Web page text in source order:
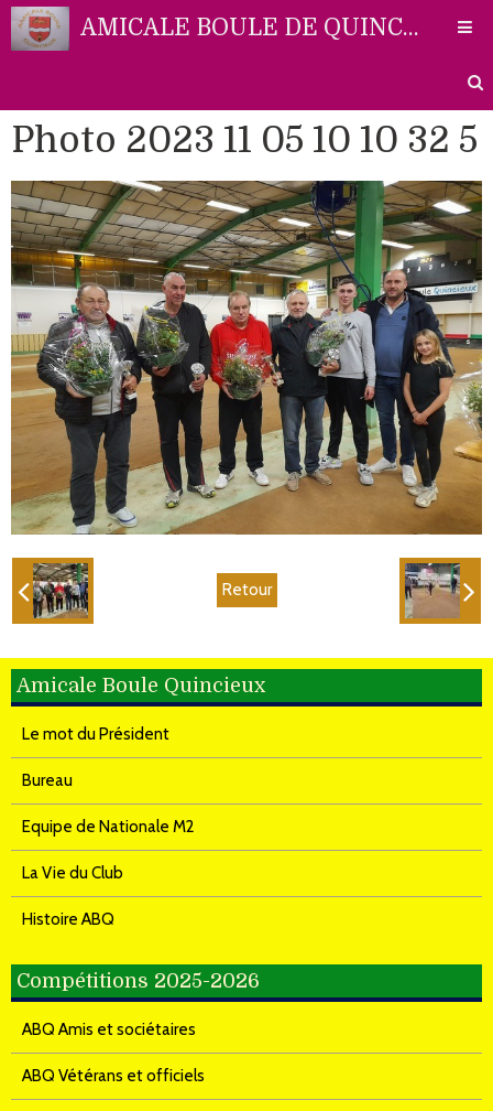
AMICALE BOULE DE QUINCIEUX
Accueil
Liens
Partenaires
Contact
Photos
Photo 2023 11 05 10 10 32 5
Retour
Amicale Boule Quincieux
Le mot du Président
Bureau
Equipe de Nationale M2
La Vie du Club
Histoire ABQ
Compétitions 2025-2026
ABQ Amis et sociétaires
ABQ Vétérans et officiels